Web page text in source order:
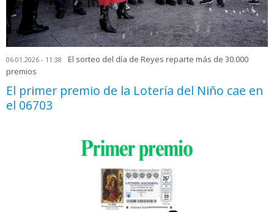
06.01.2026 - 11:38
El sorteo del día de Reyes reparte más de 30.000
premios
El primer premio de la Lotería del Niño cae en
el 06703